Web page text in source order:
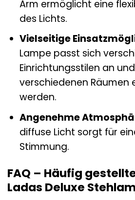
Arm ermöglicht eine
des Lichts.
Vielseitige
Lampe passt sich
Einrichtungsstilen an
verschiedenen Räumen
werden.
Angenehme
diffuse Licht sorgt für
Stimmung.
FAQ – Häufig
Ladas Deluxe